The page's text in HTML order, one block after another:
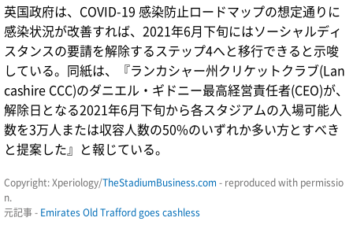
英国政府は、COVID-19 感染防止ロードマップの想定通りに
感染状況が改善すれば、2021年6月下旬にはソーシャルディ
スタンスの要請を解除するステップ4へと移行できると示唆
している。同紙は、『ランカシャー州クリケットクラブ(Lan
cashire CCC)のダニエル・ギドニー最高経営責任者(CEO)が、
解除日となる2021年6月下旬から各スタジアムの入場可能人
数を3万人または収容人数の50%のいずれか多い方とすべき
と提案した』と報じている。
Copyright: Xperiology/TheStadiumBusiness.com - reproduced with permissio
n.
元記事 - Emirates Old Trafford goes cashless